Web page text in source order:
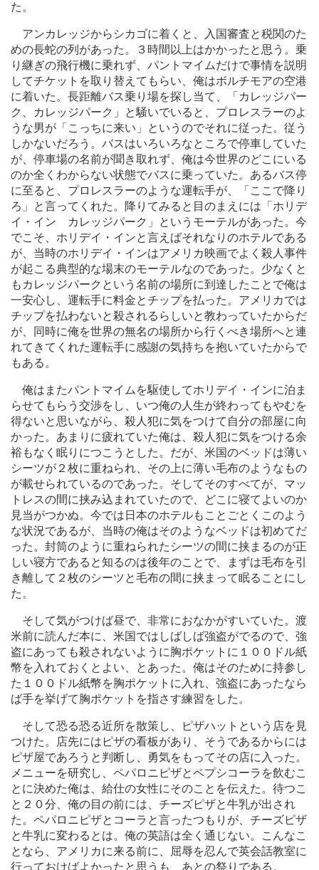
た。
アンカレッジからシカゴに着くと、入国審査と税関のた
めの長蛇の列があった。３時間以上はかかったと思う。乗
り継ぎの飛行機に乗れず、パントマイムだけで事情を説明
してチケットを取り替えてもらい、俺はボルチモアの空港
に着いた。長距離バス乗り場を探し当て、「カレッジパー
ク、カレッジパーク」と騒いでいると、プロレスラーのよ
うな男が「こっちに来い」というのでそれに従った。従う
しかないだろう。バスはいろいろなところで停車していた
が、停車場の名前が聞き取れず、俺は今世界のどこにいる
のか全くわからない状態でバスに乗っていた。あるバス停
に至ると、プロレスラーのような運転手が、「ここで降り
ろ」と言ってくれた。降りてみると目のまえには「ホリデ
イ・イン カレッジパーク」というモーテルがあった。今
でこそ、ホリデイ・インと言えばそれなりのホテルである
が、当時のホリデイ・インはアメリカ映画でよく殺人事件
が起こる典型的な場末のモーテルなのであった。少なくと
もカレッジパークという名前の場所に到達したことで俺は
一安心し、運転手に料金とチップを払った。アメリカでは
チップを払わないと殺されるらしいと教わっていたからだ
が、同時に俺を世界の無名の場所から行くべき場所へと連
れてきてくれた運転手に感謝の気持ちを抱いていたからで
もある。
俺はまたパントマイムを駆使してホリデイ・インに泊ま
らせてもらう交渉をし、いつ俺の人生が終わってもやむを
得ないと思いながら、殺人犯に気をつけて自分の部屋に向
かった。あまりに疲れていた俺は、殺人犯に気をつける余
裕もなく眠りにつこうとした。だが、米国のベッドは薄い
シーツが２枚に重ねられ、その上に薄い毛布のようなもの
が載せられているのであった。そしてそのすべてが、マッ
トレスの間に挟み込まれていたので、どこに寝てよいのか
見当がつかぬ。今では日本のホテルもことごとくこのよう
な状況であるが、当時の俺はそのようなベッドは初めてだ
った。封筒のように重ねられたシーツの間に挟まるのが正
しい寝方であると知るのは後年のことで、まずは毛布を引
き離して２枚のシーツと毛布の間に挟まって眠ることにし
た。
そして気がつけば昼で、非常におなかがすいていた。渡
米前に読んだ本に、米国ではしばしば強盗がでるので、強
盗にあっても殺されないように胸ポケットに１００ドル紙
幣を入れておくとよい、とあった。俺はそのために持参し
た１００ドル紙幣を胸ポケットに入れ、強盗にあったなら
ば手を挙げて胸ポケットを指さす練習をした。
そして恐る恐る近所を散策し、ピザハットという店を見
つけた。店先にはピザの看板があり、そうであるからには
ピザ屋であろうと判断し、勇気をもってその店に入った。
メニューを研究し、ペパロニピザとペプシコーラを飲むこ
とに決めた俺は、給仕の女性にそのことを伝えた。待つこ
と２０分、俺の目の前には、チーズピザと牛乳が出され
た。ペパロニピザとコーラと言ったつもりが、チーズピザ
と牛乳に変わるとは。俺の英語は全く通じない。こんなこ
となら、アメリカに来る前に、屈辱を忍んで英会話教室に
行っておけばよかったと思うも、あとの祭りである。